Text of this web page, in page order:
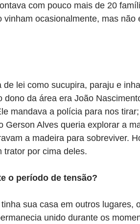
com pouco mais de 20
ocasionalmente, mas não
lei como sucupira, paraju e
da área era João
mandava a polícia para nos
Gerson Alves queria explorar a
a madeira para sobreviver.
trator por cima deles.
o período de tensão?
sua casa em outros lugares,
unido durante os